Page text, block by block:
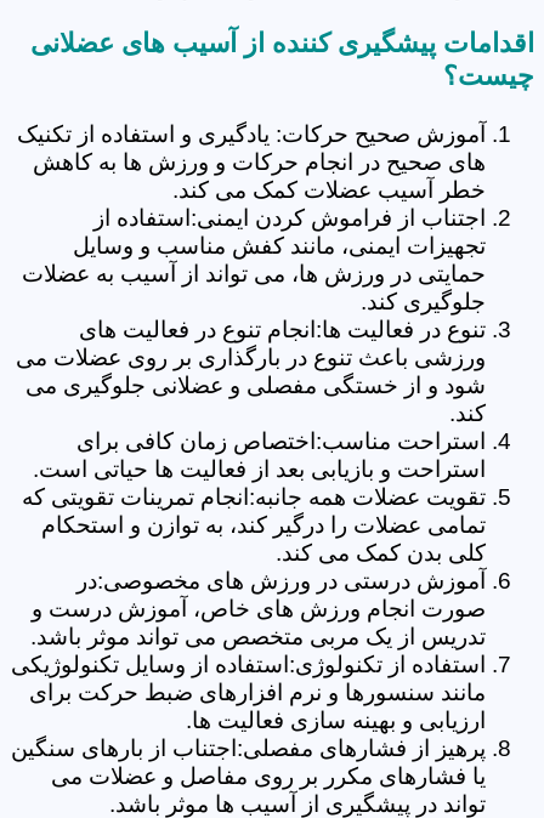
اقدامات پیشگیری کننده از آسیب های عضلانی
چیست؟
آموزش صحیح حرکات: یادگیری و استفاده از تکنیک
های صحیح در انجام حرکات و ورزش ها به کاهش
خطر آسیب عضلات کمک می کند.
اجتناب از فراموش کردن ایمنی:استفاده از
تجهیزات ایمنی، مانند کفش مناسب و وسایل
حمایتی در ورزش ها، می تواند از آسیب به عضلات
جلوگیری کند.
تنوع در فعالیت ها:انجام تنوع در فعالیت های
ورزشی باعث تنوع در بارگذاری بر روی عضلات می
شود و از خستگی مفصلی و عضلانی جلوگیری می
کند.
استراحت مناسب:اختصاص زمان کافی برای
استراحت و بازیابی بعد از فعالیت ها حیاتی است.
تقویت عضلات همه جانبه:انجام تمرینات تقویتی که
تمامی عضلات را درگیر کند، به توازن و استحکام
کلی بدن کمک می کند.
آموزش درستی در ورزش های مخصوصی:در
صورت انجام ورزش های خاص، آموزش درست و
تدریس از یک مربی متخصص می تواند موثر باشد.
استفاده از تکنولوژی:استفاده از وسایل تکنولوژیکی
مانند سنسورها و نرم افزارهای ضبط حرکت برای
ارزیابی و بهینه سازی فعالیت ها.
پرهیز از فشارهای مفصلی:اجتناب از بارهای سنگین
یا فشارهای مکرر بر روی مفاصل و عضلات می
تواند در پیشگیری از آسیب ها موثر باشد.